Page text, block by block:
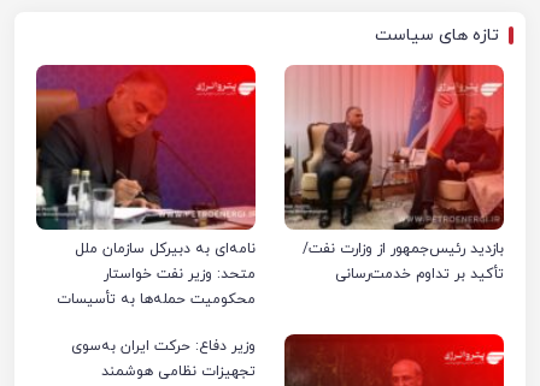
تازه های سیاست
بازدید رئیس‌جمهور از وزارت نفت/
تأکید بر تداوم خدمت‌رسانی
نامه‌ای به دبیرکل سازمان ملل
متحد: وزیر نفت خواستار
محکومیت حمله‌ها به تأسیسات
وزیر دفاع: حرکت ایران به‌سوی
تجهیزات نظامی هوشمند